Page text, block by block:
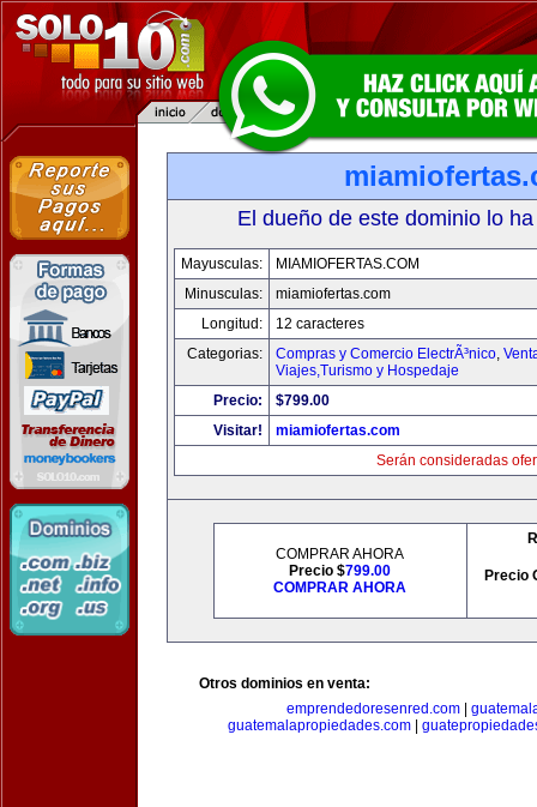
El dueño de este dominio lo
Mayusculas:
MIAMIOFERTAS.COM
Minusculas:
miamiofertas.com
Longitud:
12 caracteres
Categorias:
Compras y Comercio ElectrÃ³nico,
Viajes,Turismo y Hospedaje
Precio:
$799.00
Visitar!
miamiofertas.com
Serán consideradas
COMPRAR AHORA
Precio $799.00
COMPRAR AHORA
Precio
Otros dominios en venta:
emprendedoresenred.com|
guatemalapropiedades.com|